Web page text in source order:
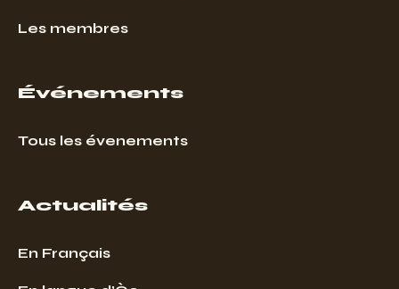
Les membres
Événements
Tous les évenements
Actualités
En Français